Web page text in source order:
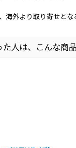
海外より取り寄せと
た人は、こんな商